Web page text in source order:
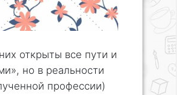
открыты все пути и
но в реальности
профессии)